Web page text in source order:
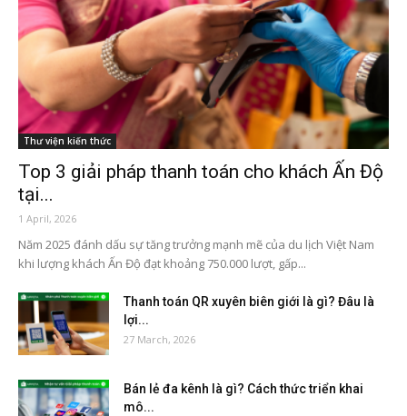
Thư viện kiến thức
Top 3 giải pháp thanh toán cho khách Ấn Độ
tại...
1 April, 2026
Năm 2025 đánh dấu sự tăng trưởng mạnh mẽ của du lịch Việt Nam
khi lượng khách Ấn Độ đạt khoảng 750.000 lượt, gấp...
Thanh toán QR xuyên biên giới là gì? Đâu là
lợi...
27 March, 2026
Bán lẻ đa kênh là gì? Cách thức triển khai
mô...